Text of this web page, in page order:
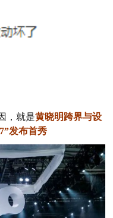
，就是黄晓明跨界与设
发布首秀